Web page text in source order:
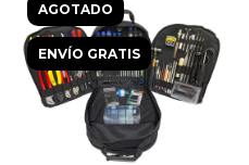
AGOTADO
ENVÍO GRATIS